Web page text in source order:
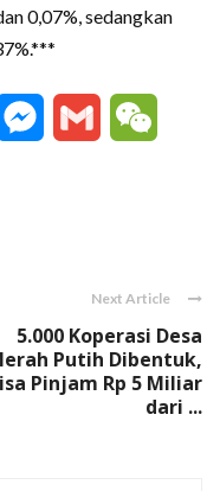
0,07%, sedangkan
Line Messenger
Gmail
Next Article
5.000 Koperasi Desa
Putih Dibentuk,
Pinjam Rp 5 Miliar
dari ...